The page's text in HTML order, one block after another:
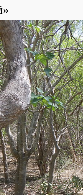
(смотреть на картахGoogle,
низменность,
и лишайников(30)